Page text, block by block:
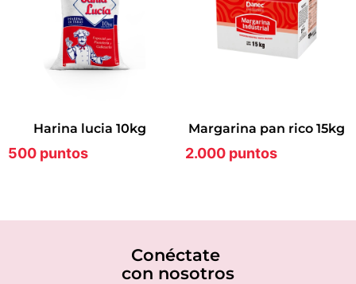
harina lucia 10kg
500 puntos
margarina pan rico 15kg
2.000 puntos
Conéctate
con nosotros